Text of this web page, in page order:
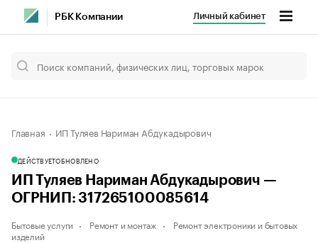
РБК Компании Личный кабинет
Главная ИП Туляев Нариман Абдукадырович
ДЕЙСТВУЕТОБНОВЛЕНО
ИП Туляев Нариман Абдукадырович —
ОГРНИП: 317265100085614
Бытовые услуги Ремонт и монтаж
Ремонт электроники и бытовых
изделий